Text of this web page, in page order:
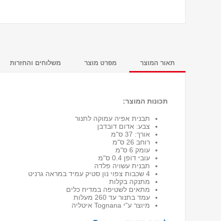
תאור המוצר מפרט מוצר משלוחים והחזרות
תכונות המוצר:
תבנית אפיה עמוקה לתנור
צבע: אדום דובדבן
אורך: 37 ס"מ
רוחב 26 ס"מ
עומק 6 ס"מ
עובי דופן 0.4 ס"מ
תבנית עשויה פלדה
4 שכבות צפוי נון סטיק עמיד במראה גרניט
מתנקה בקלות
מתאים לשטיפה במדיח כלים
עמד בתנור עד 260 מעלות
מיוצר ע"י Tognana איטליה